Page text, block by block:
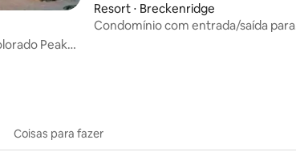
Peak8.
Resort ⋅ Breckenridge
Condomínio com entrada/saída para
Coisas para fazer